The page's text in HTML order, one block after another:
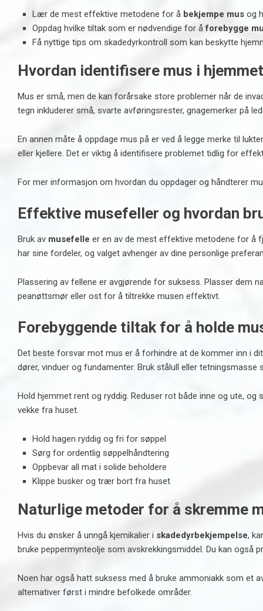
Lær de mest effektive metodene for å bekjempe mus og
Oppdag hvilke tiltak som er nødvendige for åforebygge
Få nyttige tips om skadedyrkontroll som kan beskytte
Hvordan identifisere mus i hjemmet
Mus er små, men de kan forårsake store problemer når de
tegn inkluderer små, svarte avføringsrester, gnagemerker på
En annen måte å oppdage mus på er ved å legge merke til
eller kjellere. Det er viktig å identifisere problemet tidlig for
For mer informasjon om hvordan du oppdager og håndterer
Effektive musefeller og hvordan
Bruk av musefelle er en av de mest effektive metodene for å
har sine fordeler, og valget avhenger av dine personlige
Plassering av fellene er avgjørende for suksess. Plasser dem
peanøttsmør eller ost for å tiltrekke musen effektivt.
Forebyggende tiltak for å holde
Det beste forsvar mot mus er å forhindre at de kommer inn i
dører, vinduer og fundamenter. Bruk stålull eller
Hold hjemmet rent og ryddig. Reduser rot både inne og ute,
vekke fra huset.
Hold hagen ryddig og fri for søppel
Sørg for ordentlig søppelhåndtering
Oppbevar all mat i solide beholdere
Klippe busker og trær bort fra huset
Naturlige metoder for å skremme
Hvis du ønsker å unngå kjemikalier i skadedyrbekjempelse,
bruke peppermynteolje som avskrekkingsmiddel. Du kan
Noen har også hatt suksess med å bruke ammoniakk som et
alternativer først i mindre befolkede områder.